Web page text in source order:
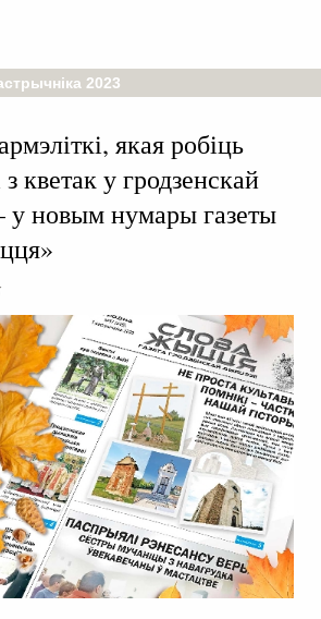
2023
якая робіць
кветак у гродзенскай
новым нумары газеты